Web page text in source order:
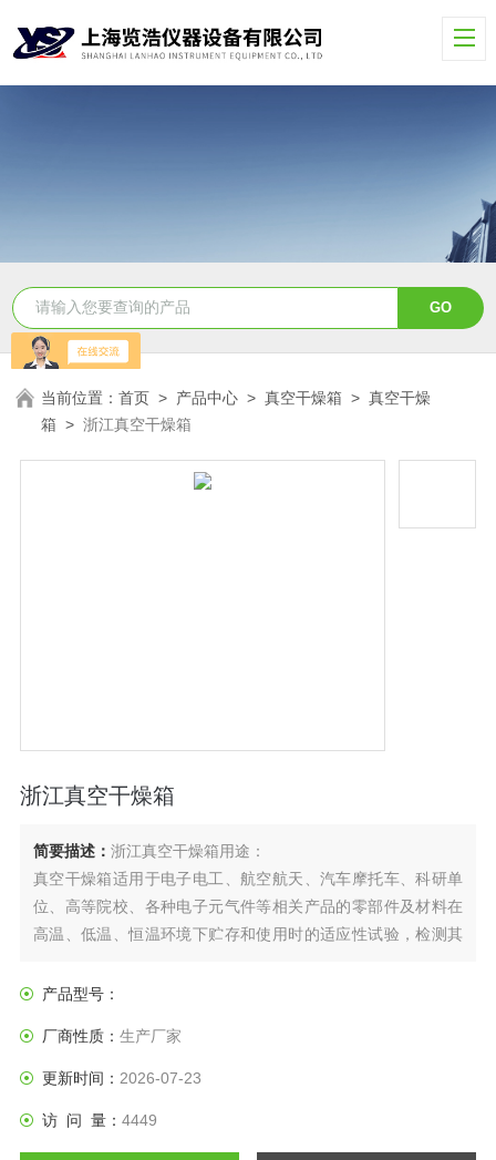
当前位置：首页 > 产品中心 >真空干燥箱 >真空干燥
箱 >浙江真空干燥箱
浙江真空干燥箱
简要描述： 浙江真空干燥箱用途：
真空干燥箱适用于电子电工、航空航天、汽车摩托车、科研单
位、高等院校、各种电子元气件等相关产品的零部件及材料在
高温、低温、恒温环境下贮存和使用时的适应性试验，检测其
产品型号：
厂商性质： 生产厂家
更新时间： 2026-07-23
访 问 量： 4449